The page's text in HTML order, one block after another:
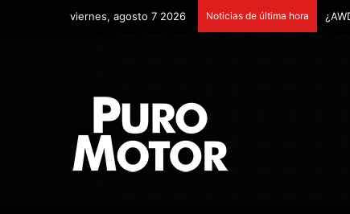
viernes, agosto 7 2026 Noticias de última hora